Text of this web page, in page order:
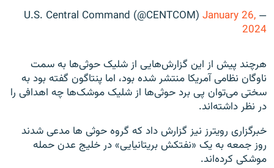
— U.S. Central Command (@CENTCOM)
January 26,
2024
هرچند پیش از این گزارش‌هایی از شلیک حوثی‌ها به سمت
ناوگان نظامی آمریکا منتشر شده بود، اما پنتاگون گفته بود به
سختی می‌توان پی برد حوثی‌ها از شلیک موشک‌ها چه اهدافی را
در نظر داشته‌اند.
خبرگزاری رویترز نیز گزارش داد که گروه حوثی ها مدعی شدند
روز جمعه به یک «نفتکش بریتانیایی» در خلیج عدن حمله
موشکی کرده‌اند.